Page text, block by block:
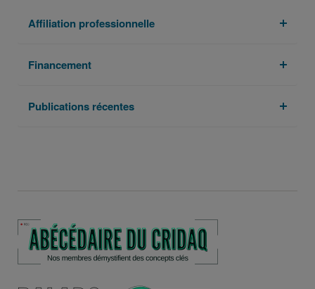
Affiliation professionnelle
Financement
Publications récentes